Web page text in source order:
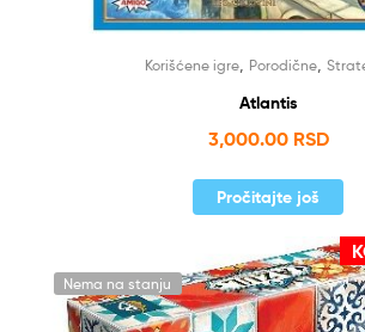
Korišćene igre Porodične
Atlantis
3,000.00 RSD
Pročitajte još
Nema na stanju